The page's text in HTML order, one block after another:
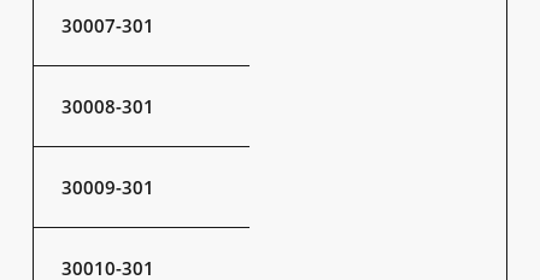
30007-301
30008-301
30009-301
30010-301